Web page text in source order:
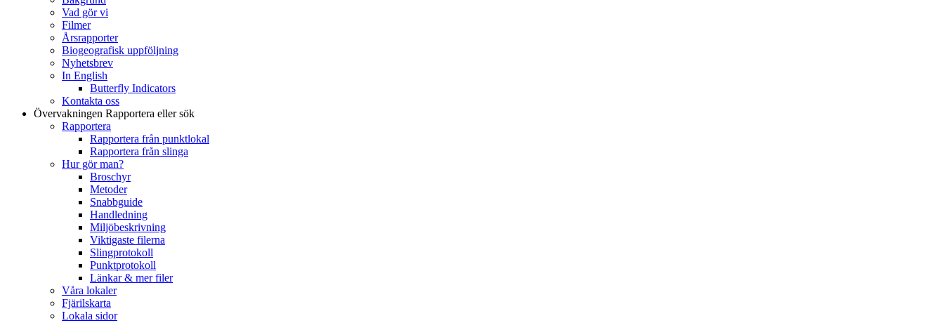
Vad gör vi
Filmer
Årsrapporter
Biogeografisk uppföljning
Nyhetsbrev
In English
Butterfly Indicators
Kontakta oss
Övervakningen Rapportera eller sök
Rapportera
Rapportera från punktlokal
Rapportera från slinga
Hur gör man?
Broschyr
Metoder
Snabbguide
Handledning
Miljöbeskrivning
Viktigaste filerna
Slingprotokoll
Punktprotokoll
Länkar & mer filer
Våra lokaler
Fjärilskarta
Lokala sidor